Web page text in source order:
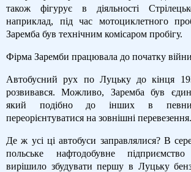
також фігурує в діяльності
наприклад, під час мотоциклетного
Заремба був технічним комісаром пробігу.
Фірма Заремби працювала до початку
Автобусний рух по Луцьку до кінця
розвивався. Можливо, Заремба був
який подібно до інших в
переорієнтуватися на зовнішні перевезення.
Де ж усі ці автобуси заправлялися? В
польське нафтодобувне
вирішило збудувати першу в Луцьку